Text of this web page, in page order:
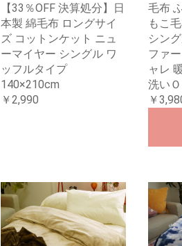
【33％OFF 決算処分】日
本製 綿毛布 ロングサイ
ズ コットンケット ニュ
ーマイヤー シングル ワ
ッフルタイプ
140×210cm
￥2,990
毛布
もこ
シン
ファ
ャレ
洗い
￥